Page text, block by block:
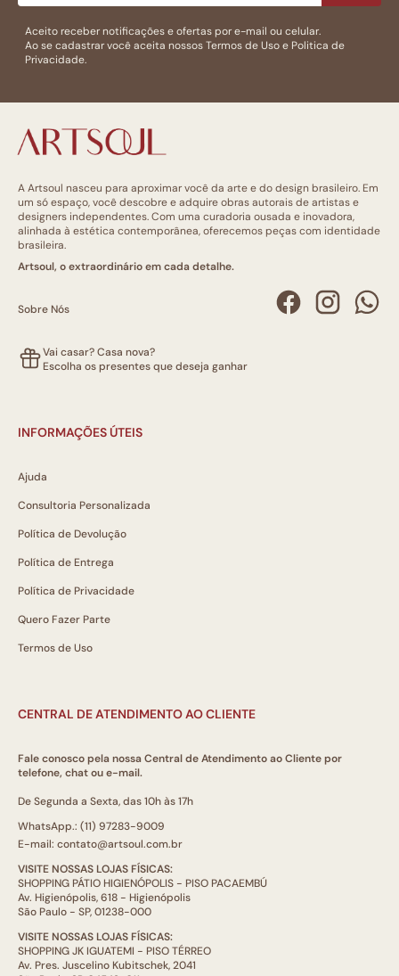
Aceito receber notificações e ofertas por e-mail ou celular.
Ao se cadastrar você aceita nossosTermos de Usoe Politica de
Privacidade.
A Artsoul nasceu para aproximar você da arte e do design brasileiro. Em
um só espaço, você descobre e adquire obras autorais de artistas e
designers independentes. Com uma curadoria ousada e inovadora,
alinhada à estética contemporânea, oferecemos peças com identidade
brasileira.
Artsoul, o extraordinário em cada detalhe.
Sobre Nós
Vai casar? Casa nova?
Escolha os presentes que deseja ganhar
INFORMAÇÕES ÚTEIS
Ajuda
Consultoria Personalizada
Política de Devolução
Política de Entrega
Política de Privacidade
Quero Fazer Parte
Termos de Uso
CENTRAL DE ATENDIMENTO AO CLIENTE
Fale conosco pela nossa Central de Atendimento ao Cliente por
telefone, chat ou e-mail.
De Segunda a Sexta, das 10h às 17h
WhatsApp.: (11) 97283-9009
E-mail: contato@artsoul.com.br
VISITE NOSSAS LOJAS FÍSICAS:
SHOPPING PÁTIO HIGIENÓPOLIS - PISO PACAEMBÚ
Av. Higienópolis, 618 - Higienópolis
São Paulo - SP, 01238-000
VISITE NOSSAS LOJAS FÍSICAS:
SHOPPING JK IGUATEMI - PISO TÉRREO
Av. Pres. Juscelino Kubitschek, 2041